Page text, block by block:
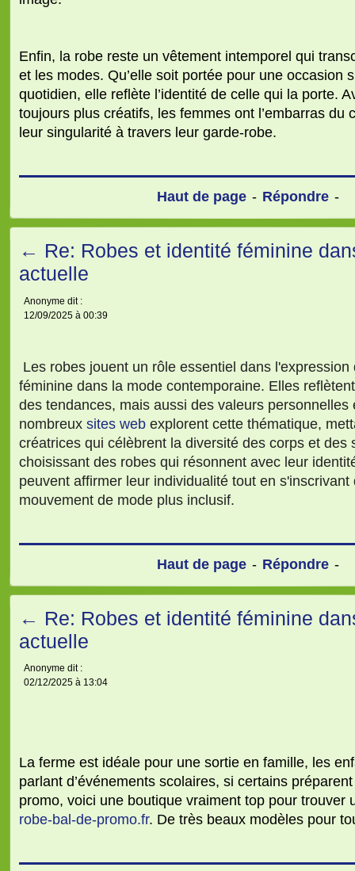
Enfin, la robe reste un vêtement intemporel qui
et les modes. Qu’elle soit portée pour une occasion
quotidien, elle reflète l’identité de celle qui la porte.
toujours plus créatifs, les femmes ont l’embarras du
leur singularité à travers leur garde-robe.
Haut de page - Répondre -
← Re: Robes et identité féminine
actuelle
Anonyme dit :
12/09/2025 à 00:39
Les robes jouent un rôle essentiel dans l'expression
féminine dans la mode contemporaine. Elles
des tendances, mais aussi des valeurs personnelles
nombreux sites web explorent cette thématique,
créatrices qui célèbrent la diversité des corps et des
choisissant des robes qui résonnent avec leur
peuvent affirmer leur individualité tout en s'inscrivant
mouvement de mode plus inclusif.
Haut de page - Répondre -
← Re: Robes et identité féminine
actuelle
Anonyme dit :
02/12/2025 à 13:04
La ferme est idéale pour une sortie en famille, les
parlant d’événements scolaires, si certains
promo, voici une boutique vraiment top pour trouver
robe-bal-de-promo.fr. De très beaux modèles pour